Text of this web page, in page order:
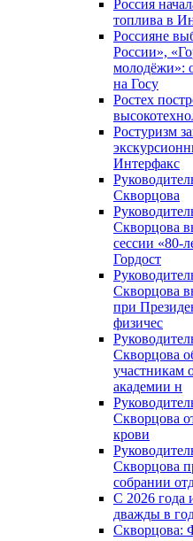
Россия
топлива в
Россияне
России»,
молодёжи»:
на Госу
Ростех
Ростуризм
Интерфакс
Скворцова
Скворцова
сессии «80-
Гордост
Скворцова
при
физичес
Скворцова
участникам
академии н
Скворцова
крови
Скворцова
собрании
С 2026 года
дважды в
Скворцова: